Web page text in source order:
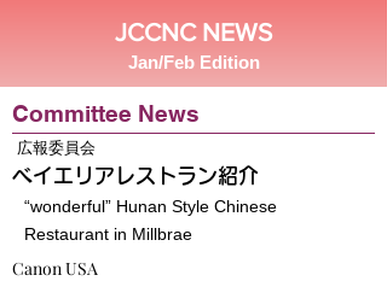
JCCNC NEWS
Jan/Feb Edition
Committee News
広報委員会
ベイエリアレストラン紹介
“wonderful” Hunan Style Chinese
Restaurant in Millbrae
Canon USA